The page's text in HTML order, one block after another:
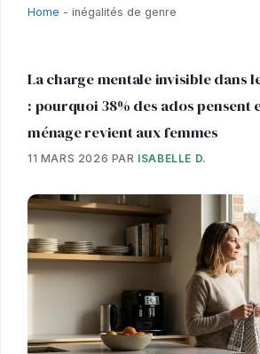
Home - inégalités de genre
La charge mentale invisible dans
: pourquoi 38% des ados pensent
ménage revient aux femmes
11 MARS 2026 PAR ISABELLE D.